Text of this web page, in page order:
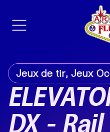
Jeux de tir, Jeux
DX –